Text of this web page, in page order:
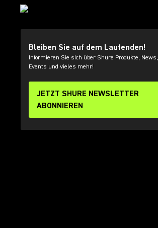
Bleiben Sie auf dem Laufenden!
Informieren Sie sich über Shure Produkte, News,
Events und vieles mehr!
JETZT SHURE NEWSLETTER
ABONNIEREN